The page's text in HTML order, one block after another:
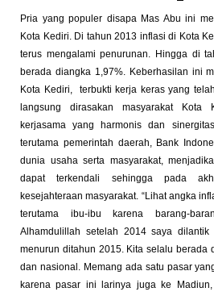
Pria yang populer disapa Mas Abu ini
Kota Kediri. Di tahun 2013 inflasi di Kota
terus mengalami penurunan. Hingga di
berada diangka 1,97%. Keberhasilan ini
Kota Kediri, terbukti kerja keras yang
langsung dirasakan masyarakat
kerjasama yang harmonis dan
terutama pemerintah daerah, Bank
dunia usaha serta masyarakat,
dapat terkendali sehingga pada
kesejahteraan masyarakat. “Lihat angka
terutama ibu-ibu karena barang-
Alhamdulillah setelah 2014 saya
menurun ditahun 2015. Kita selalu berada
dan nasional. Memang ada satu pasar
karena pasar ini larinya juga ke Madiun,